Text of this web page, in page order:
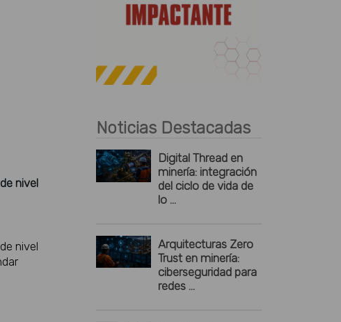
nivel
nivel
Noticias Destacadas
Digital Thread en
minería: integración
del ciclo de vida de
lo ...
Arquitecturas Zero
Trust en minería:
ciberseguridad para
redes ...